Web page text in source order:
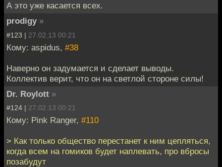
А это уже касается всех.
prodigy »
#123 | 27.02.13 00:21
Кому: aspidus, #38
Наверно он задумается и сделает выводы.
Коллектив верит, что он на светлой стороне силы!
Dr. Roylott »
#124 | 27.02.13 00:21
Кому: Pink Ranger, #110
> Как только общество перестанет к ним цепляться,
когда всем на гомиков будет наплевать, про вбросы
позабудут